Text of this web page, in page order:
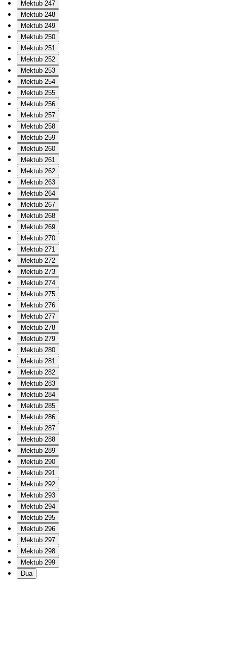
Mektub 247
Mektub 248
Mektub 249
Mektub 250
Mektub 251
Mektub 252
Mektub 253
Mektub 254
Mektub 255
Mektub 256
Mektub 257
Mektub 258
Mektub 259
Mektub 260
Mektub 261
Mektub 262
Mektub 263
Mektub 264
Mektub 267
Mektub 268
Mektub 269
Mektub 270
Mektub 271
Mektub 272
Mektub 273
Mektub 274
Mektub 275
Mektub 276
Mektub 277
Mektub 278
Mektub 279
Mektub 280
Mektub 281
Mektub 282
Mektub 283
Mektub 284
Mektub 285
Mektub 286
Mektub 287
Mektub 288
Mektub 289
Mektub 290
Mektub 291
Mektub 292
Mektub 293
Mektub 294
Mektub 295
Mektub 296
Mektub 297
Mektub 298
Mektub 299
Dua